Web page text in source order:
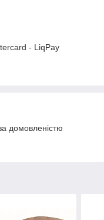
- LiqPay
домовленістю